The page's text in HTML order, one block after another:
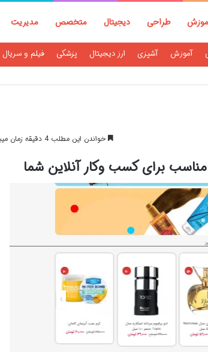
طراحی دیجیتال متخصص مدیریت
آموزش آشپزی ارز دیجیتال پزشکی فیلم و سریال
خواندن این مطلب 4 دقیقه زمان میبرد
برای کسب وکار آنلاین شما